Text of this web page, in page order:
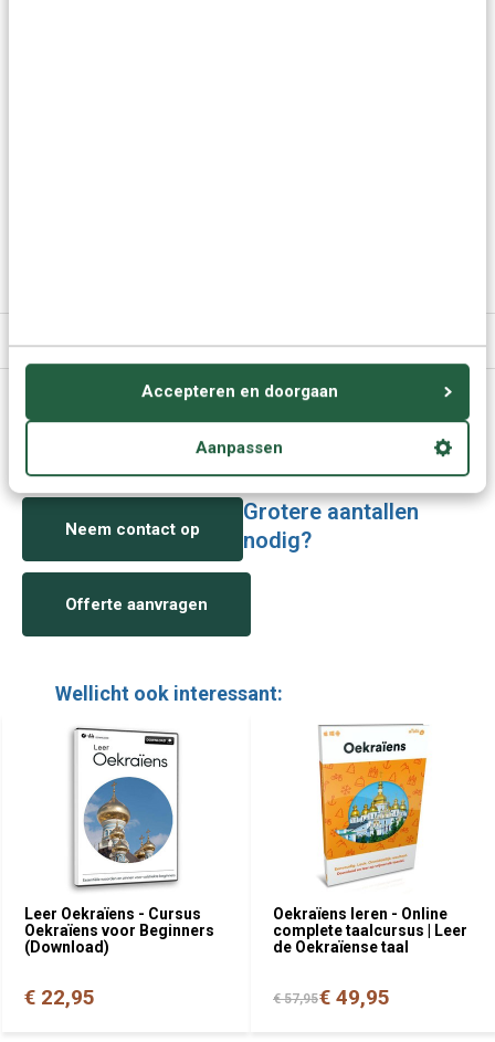
Accepteren en doorgaan
Aanpassen
Specificaties
Vragen of advies nodig?
Neem contact op
Grotere aantallen
nodig?
Offerte aanvragen
Wellicht ook interessant:
Leer Oekraïens - Cursus
Oekraïens voor Beginners
(Download)
€ 22,95
Oekraïens leren - Online
complete taalcursus | Leer
de Oekraïense taal
€ 57,95€ 49,95